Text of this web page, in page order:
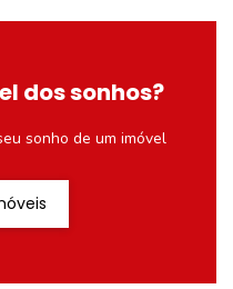
dos sonhos?
sonho de um imóvel